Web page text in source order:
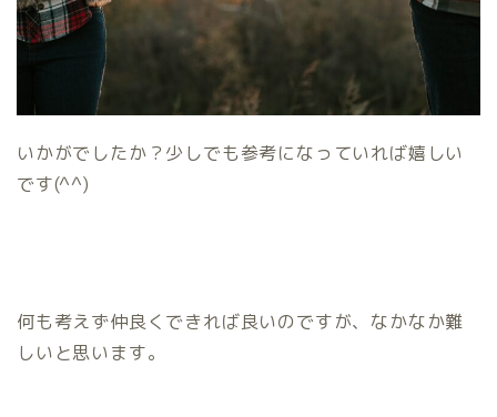
いかがでしたか？少しでも参考になっていれば嬉しい
です(^^)
何も考えず仲良くできれば良いのですが、なかなか難
しいと思います。